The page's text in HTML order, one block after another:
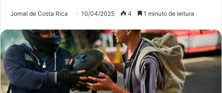
Jornal de Costa Rica 10/04/2025 4 1 minuto de leitura